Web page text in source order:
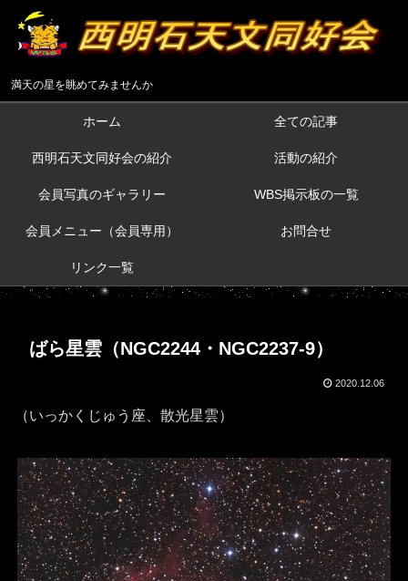
満天の星を眺めてみませんか
ホーム 全ての記事
西明石天文同好会の紹介 活動の紹介
会員写真のギャラリー WBS掲示板の一覧
会員メニュー（会員専用） お問合せ
リンク一覧
ばら星雲（NGC2244・NGC2237-9）
2020.12.06
（いっかくじゅう座、散光星雲）